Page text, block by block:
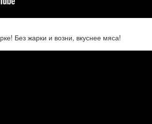
Без жарки и возни, вкуснее мяса!